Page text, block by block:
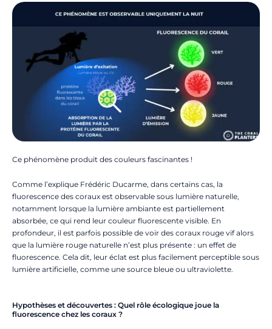
Ce phénomène produit des couleurs fascinantes !
Comme l’explique Frédéric Ducarme, dans certains cas, la
fluorescence des coraux est observable sous lumière naturelle,
notamment lorsque la lumière ambiante est partiellement
absorbée, ce qui rend leur couleur fluorescente visible. En
profondeur, il est parfois possible de voir des coraux rouge vif alors
que la lumière rouge naturelle n’est plus présente : un effet de
fluorescence. Cela dit, leur éclat est plus facilement perceptible sous
lumière artificielle, comme une source bleue ou ultraviolette.
Hypothèses et découvertes : Quel rôle écologique joue la
fluorescence chez les coraux ?